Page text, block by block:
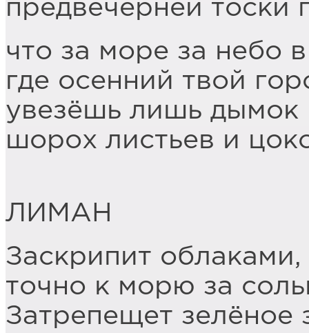
предвечерней тоски
что за море за небо
где осенний твой
увезёшь лишь дымок
шорох листьев и
ЛИМАН
Заскрипит облаками,
точно к морю за
Затрепещет зелёное